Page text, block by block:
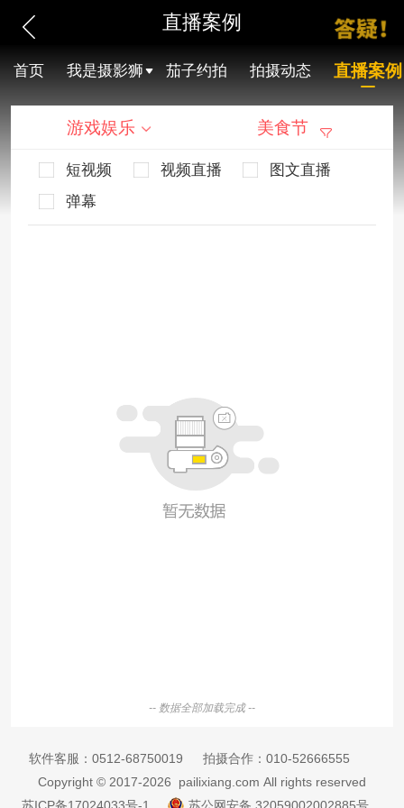
直播案例
首页 我是摄影狮 茄子约拍 拍摄动态 直播案例
游戏娱乐 美食节
短视频 视频直播
图文直播
弹幕
-- 数据全部加载完成 --
软件客服： 0512-68750019 拍摄合作： 010-52666555
Copyright © 2017-2026 pailixiang.com All rights reserved
苏ICP备17024033号-1
苏公网安备 32059002002885号